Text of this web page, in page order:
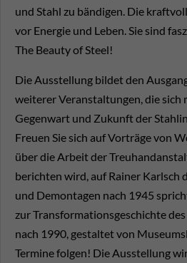
und Stahl zu bändigen. Die
vor Energie und Leben. Sie sind
The Beauty of Steel!
Die Ausstellung bildet den
weiterer Veranstaltungen, die sich
Gegenwart und Zukunft der
Freuen Sie sich auf Vorträge von
über die Arbeit der
berichten wird, auf Rainer Karlsch
und Demontagen nach 1945
zur Transformationsgeschichte
nach 1990, gestaltet von
Termine folgen! Die Ausstellung